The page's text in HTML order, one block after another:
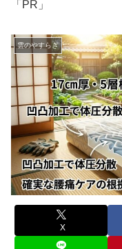
「PR」
雲のやすらぎ
X